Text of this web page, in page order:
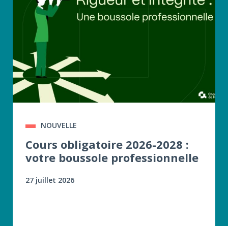
NOUVELLE
Cours obligatoire 2026-2028 :
votre boussole professionnelle
27 juillet 2026